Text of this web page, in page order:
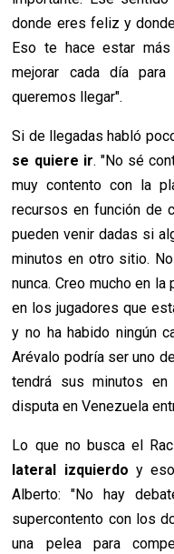
donde eres feliz y
Eso te hace estar
mejorar cada día
queremos llegar".
Si de llegadas habló
se quiere ir. "No sé
muy contento con la
recursos en función de
pueden venir dadas si
minutos en otro sitio.
nunca. Creo mucho en
en los jugadores que
y no ha habido ningún
Arévalo podría ser uno
tendrá sus minutos en
disputa en Venezuela
Lo que no busca el
lateral izquierdo y
Alberto: "No hay
supercontento con los
una pelea para